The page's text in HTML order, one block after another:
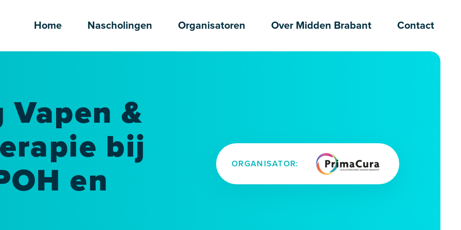
Home Nascholingen Organisatoren Over Midden Brabant Contact
Vapen &
bij
en
ORGANISATOR: